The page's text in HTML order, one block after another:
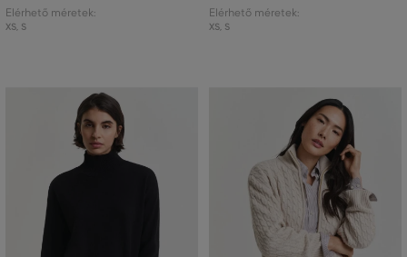
Elérhető méretek:
XS, S
Elérhető méretek:
XS, S